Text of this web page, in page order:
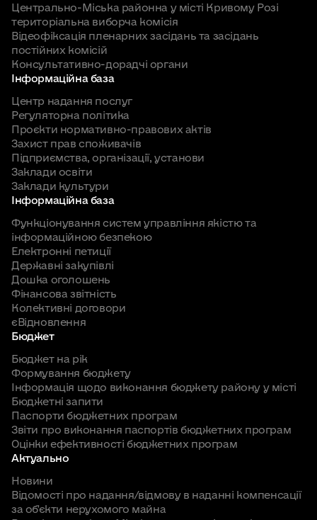
Центрально-Міська районна у місті Кривому Розі
територіальна виборча комісія
Відеофіксація пленарних засідань та засідань
постійних комісій
Консультативно-дорадчі органи
Інформаційна база
Центр надання послуг
Регуляторна політика
Проєкти нормативно-правових актів
Захист прав споживачів
Підприємства, організації, установи
Заклади освіти
Заклади культури
Інформаційна база
Функціонування систем управління якістю та
інформаційною безпекою
Електронні петиції
Державні закупівлі
Дошка оголошень
Фінансова звітність
Колективні договори
єВідновлення
Бюджет
Бюджет на рік
Формування бюджету
Інформація щодо виконання бюджету району у місті
Бюджетні запити
Паспорти бюджетних програм
Звіти про виконання паспортів бюджетних програм
Оцінки ефективності бюджетних програм
Актуально
Новини
Відомості про надання/відмову в наданні компенсації
за об'єкти нерухомого майна